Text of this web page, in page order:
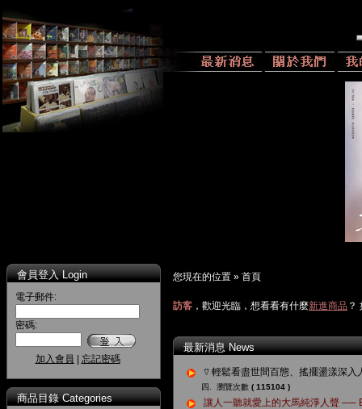
會員登入 Login
電子郵件:
密碼:
加入會員 忘記密碼
商品目錄 Categories
您現在的位置 » 首頁
訪客 ，歡迎光臨，想看看有什麼新進商品 ？
最新消息News
⍢ 輕鬆看盡世間百態、搖擺盪漾深
四. 瀏覽次數 ( 115104 )
讓人一聽就愛上的大馬純淨人聲 ──